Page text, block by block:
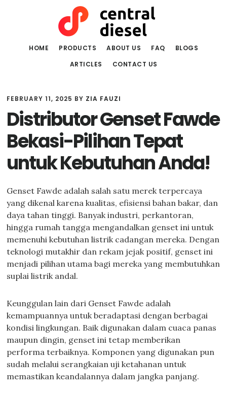
HOME PRODUCTS ABOUT US FAQ
BLOGS
ARTICLES
CONTACT US
FEBRUARY 11, 2025 BY ZIA FAUZI
Distributor Genset Fawde
Bekasi-Pilihan Tepat
untuk Kebutuhan Anda!
Genset Fawde adalah salah satu merek terpercaya
yang dikenal karena kualitas, efisiensi bahan bakar, dan
daya tahan tinggi. Banyak industri, perkantoran,
hingga rumah tangga mengandalkan genset ini untuk
memenuhi kebutuhan listrik cadangan mereka. Dengan
teknologi mutakhir dan rekam jejak positif, genset ini
menjadi pilihan utama bagi mereka yang membutuhkan
suplai listrik andal.
Keunggulan lain dari Genset Fawde adalah
kemampuannya untuk beradaptasi dengan berbagai
kondisi lingkungan. Baik digunakan dalam cuaca panas
maupun dingin, genset ini tetap memberikan
performa terbaiknya. Komponen yang digunakan pun
sudah melalui serangkaian uji ketahanan untuk
memastikan keandalannya dalam jangka panjang.